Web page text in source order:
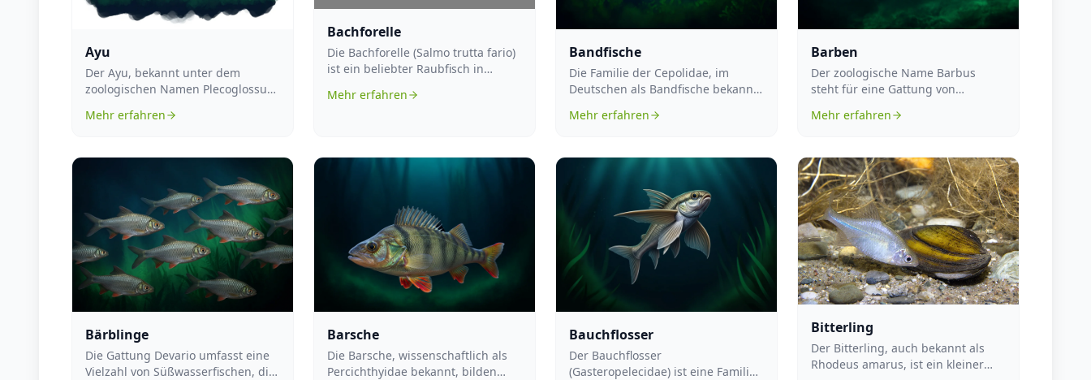
Ayu
Der Ayu, bekannt unter dem
zoologischen Namen Plecoglossus
all...
Mehr erfahren
Bachforelle
Die Bachforelle (Salmo trutta fario)
ist ein beliebter Raubfisch in
...
Mehr erfahren
Bandfische
Die Familie der Cepolidae, im
Deutschen als Bandfische bekannt,
Meeresfische...
Mehr erfahren
Barben
Der zoologische Name Barbus
steht für eine Gattung von
der Karpfen...
Mehr erfahren
Bärblinge
Die Gattung Devario umfasst eine
Vielzahl von Süßwasserfischen, die
Barsche
Die Barsche, wissenschaftlich als
Percichthyidae bekannt, bilden
Bauchflosser
Der Bauchflosser
(Gasteropelecidae) ist eine Familie
Bitterling
Der Bitterling, auch bekannt als
Rhodeus amarus, ist ein kleiner